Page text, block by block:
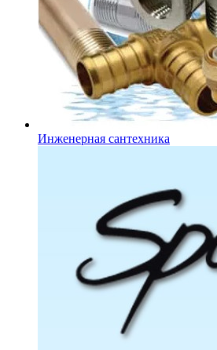
Инженерная сантехника